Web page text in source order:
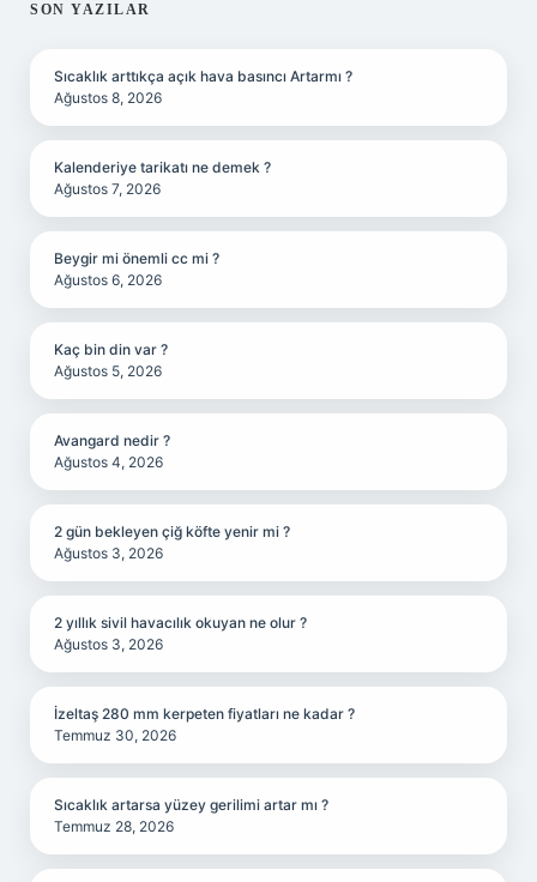
SIDEBAR
SON YAZILAR
Sıcaklık arttıkça açık hava basıncı Artarmı ?
Ağustos 8, 2026
Kalenderiye tarikatı ne demek ?
Ağustos 7, 2026
Beygir mi önemli cc mi ?
Ağustos 6, 2026
Kaç bin din var ?
Ağustos 5, 2026
Avangard nedir ?
Ağustos 4, 2026
2 gün bekleyen çiğ köfte yenir mi ?
Ağustos 3, 2026
2 yıllık sivil havacılık okuyan ne olur ?
Ağustos 3, 2026
İzeltaş 280 mm kerpeten fiyatları ne kadar ?
Temmuz 30, 2026
Sıcaklık artarsa yüzey gerilimi artar mı ?
Temmuz 28, 2026